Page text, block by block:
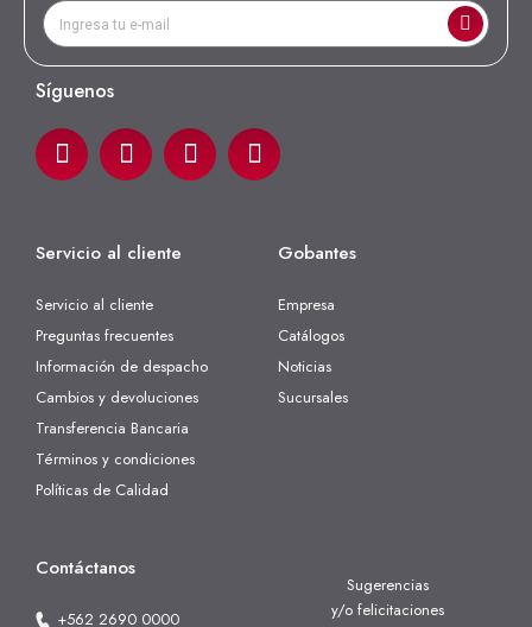
Síguenos
Servicio al cliente
Servicio al cliente
Preguntas frecuentes
Información de despacho
Cambios y devoluciones
Transferencia Bancaria
Términos y condiciones
Políticas de Calidad
Gobantes
Empresa
Catálogos
Noticias
Sucursales
Contáctanos
+562 2690 0000
Sugerencias
y/o felicitaciones